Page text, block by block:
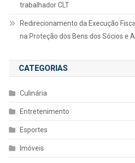
trabalhador CLT
Redirecionamento da Execução
na Proteção dos Bens dos Sócios e
CATEGORIAS
Culinária
Entretenimento
Esportes
Imóveis